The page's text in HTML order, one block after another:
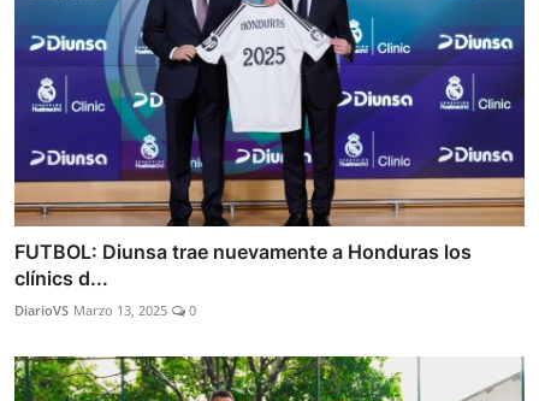
FUTBOL: Diunsa trae nuevamente a Honduras los
clínics d...
DiarioVS Marzo 13, 2025 0